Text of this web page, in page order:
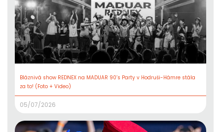
Bláznivá show REDNEX na MADUAR 90’s Party v Hodruši-Hámre stála
za to! (Foto + Video)
05/07/2026